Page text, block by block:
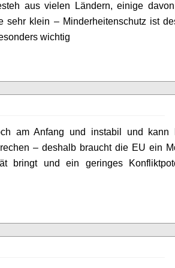
aus vielen Ländern, einige
sehr klein – Minderheitenschutz ist
wichtig
am Anfang und instabil und kann
– deshalb braucht die EU ein
bringt und ein geringes